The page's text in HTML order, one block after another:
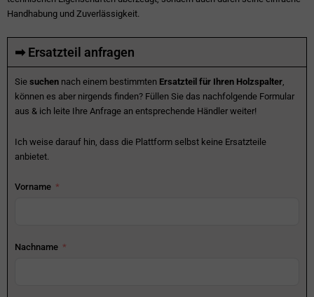
Handhabung und Zuverlässigkeit.
➡ Ersatzteil anfragen
Sie suchen nach einem bestimmten Ersatzteil für Ihren Holzspalter
können es aber nirgends finden? Füllen Sie das nachfolgende Formular
aus & ich leite Ihre Anfrage an entsprechende Händler weiter!
Ich weise darauf hin, dass die Plattform selbst keine Ersatzteile
anbietet.
Vorname
Nachname